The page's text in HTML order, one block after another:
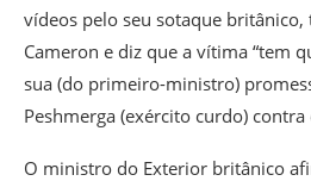
vídeos pelo seu sotaque
Cameron e diz que a vítima “tem
sua (do primeiro-ministro)
Peshmerga (exército curdo) contra
O ministro do Exterior britânico